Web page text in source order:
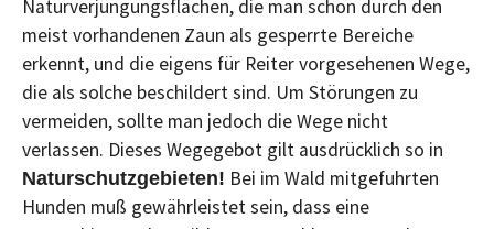
Naturverjüngungsflächen, die man schon durch den
meist vorhandenen Zaun als gesperrte Bereiche
erkennt, und die eigens für Reiter vorgesehenen Wege,
die als solche beschildert sind. Um Störungen zu
vermeiden, sollte man jedoch die Wege nicht
verlassen. Dieses Wegegebot gilt ausdrücklich so in
Naturschutzgebieten! Bei im Wald mitgefuhrten
Hunden muß gewährleistet sein, dass eine